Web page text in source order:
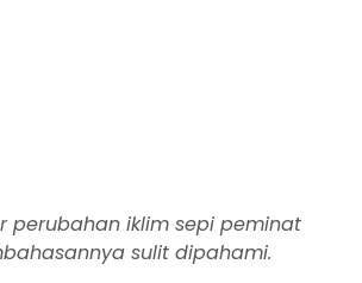
perubahan iklim sepi peminat
sulit dipahami.